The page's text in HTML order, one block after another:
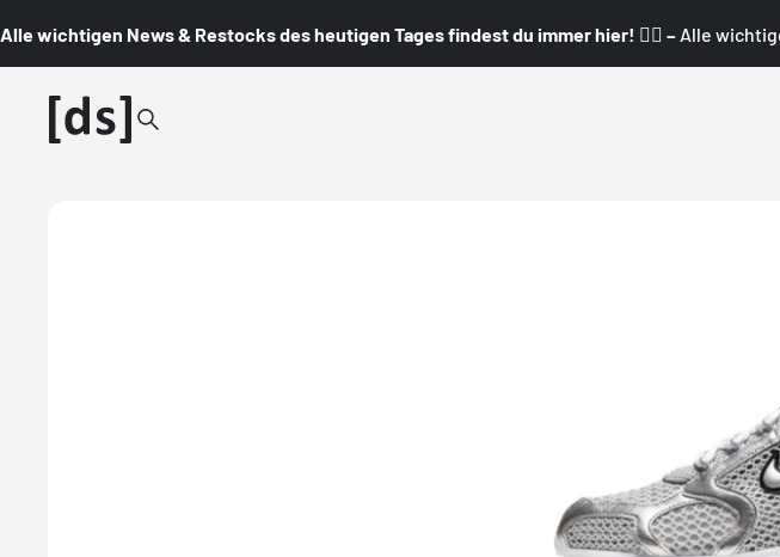
Alle wichtigen News & Restocks des heutigen Tages findest du immer hier! 👇🏼 – Alle